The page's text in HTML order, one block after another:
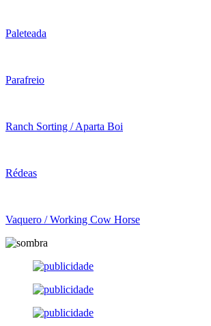
Paleteada
Parafreio
Ranch Sorting / Aparta Boi
Rédeas
Vaquero / Working Cow Horse